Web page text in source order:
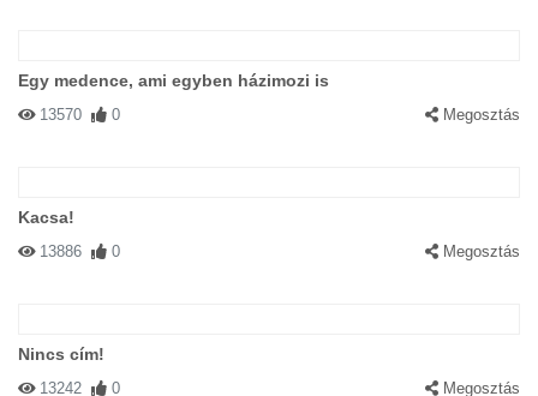
Egy medence, ami egyben házimozi is
13570 0 Megosztás
Kacsa!
13886 0 Megosztás
Nincs cím!
13242 0 Megosztás